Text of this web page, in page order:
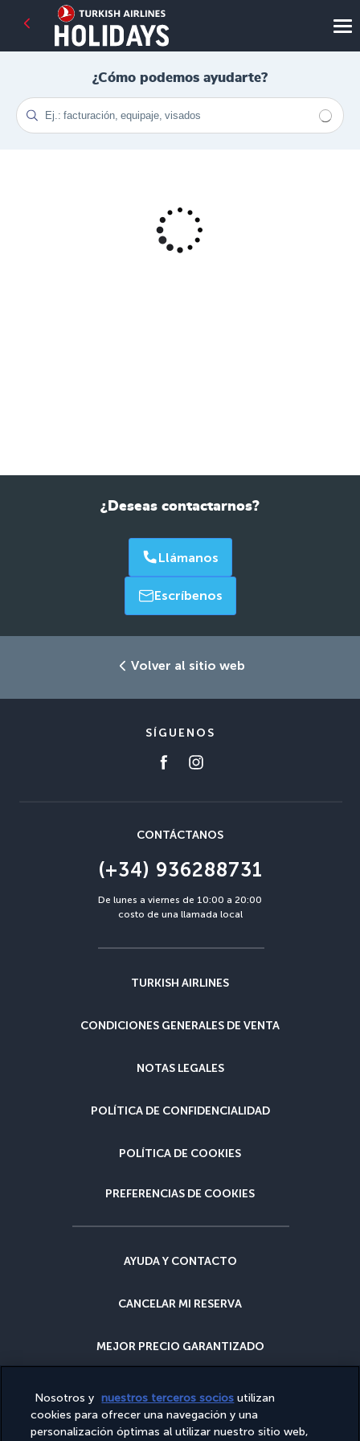
¿Cómo podemos ayudarte?
¿Deseas contactarnos?
Llámanos
Escríbenos
Volver al sitio web
SÍGUENOS
CONTÁCTANOS
(+34) 936288731
De lunes a viernes de 10:00 a 20:00
costo de una llamada local
TURKISH AIRLINES
CONDICIONES GENERALES DE VENTA
NOTAS LEGALES
POLÍTICA DE CONFIDENCIALIDAD
POLÍTICA DE COOKIES
PREFERENCIAS DE COOKIES
AYUDA Y CONTACTO
CANCELAR MI RESERVA
MEJOR PRECIO GARANTIZADO
¿POR QUÉ RESERVAR CON NOSOTROS?
Nosotros y nuestros terceros socios utilizan
cookies para ofrecer una navegación y una
personalización óptimas al utilizar nuestro sitio web,